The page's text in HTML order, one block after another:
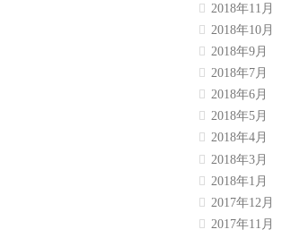
2018年11月
2018年10月
2018年9月
2018年7月
2018年6月
2018年5月
2018年4月
2018年3月
2018年1月
2017年12月
2017年11月